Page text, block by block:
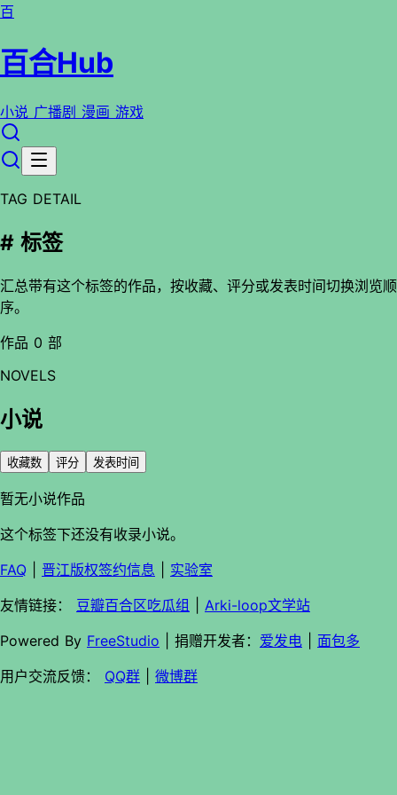
百
百合Hub
小说 广播剧 漫画 游戏
TAG DETAIL
# 标签
汇总带有这个标签的作品，按收藏、评分或发表时间切换浏览顺
序。
作品 0 部
NOVELS
小说
收藏数 评分 发表时间
暂无小说作品
这个标签下还没有收录小说。
FAQ
晋江版权签约信息
实验室
友情链接： 豆瓣百合区吃瓜组
Arki-loop文学站
Powered By FreeStudio | 捐赠开发者： 爱发电
面包多
用户交流反馈： QQ群 微博群